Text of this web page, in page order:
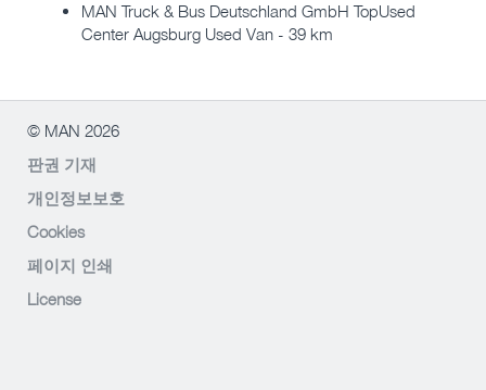
MAN Truck & Bus Deutschland GmbH TopUsed
Center Augsburg Used Van - 39 km
© MAN 2026
판권 기재
개인정보보호
Cookies
페이지 인쇄
License